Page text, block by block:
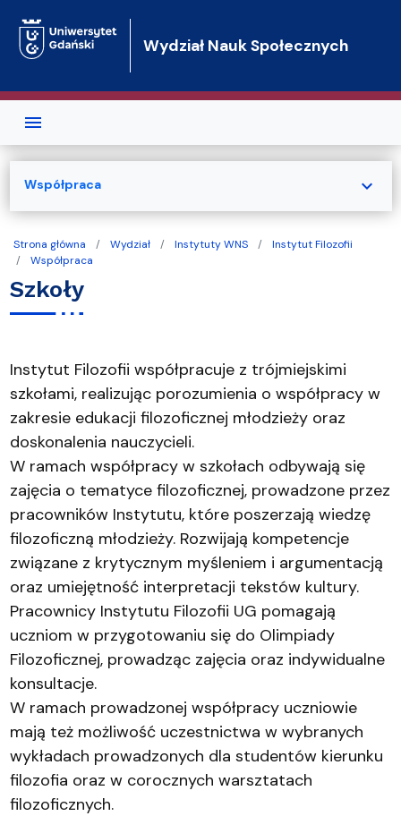
Wydział Nauk Społecznych
Strona główna Wydział Instytuty WNS
Instytut Filozofii
Współpraca
Szkoły
Instytut Filozofii współpracuje z trójmiejskimi
szkołami, realizując porozumienia o współpracy w
zakresie edukacji filozoficznej młodzieży oraz
doskonalenia nauczycieli.
W ramach współpracy w szkołach odbywają się
zajęcia o tematyce filozoficznej, prowadzone przez
pracowników Instytutu, które poszerzają wiedzę
filozoficzną młodzieży. Rozwijają kompetencje
związane z krytycznym myśleniem i argumentacją
oraz umiejętność interpretacji tekstów kultury.
Pracownicy Instytutu Filozofii UG pomagają
uczniom w przygotowaniu się do Olimpiady
Filozoficznej, prowadząc zajęcia oraz indywidualne
konsultacje.
W ramach prowadzonej współpracy uczniowie
mają też możliwość uczestnictwa w wybranych
wykładach prowadzonych dla studentów kierunku
filozofia oraz w corocznych warsztatach
filozoficznych.
Współpraca expand_more